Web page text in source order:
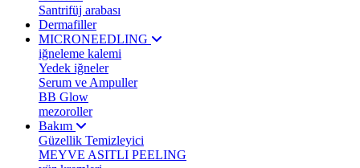
Santrifüj arabası
Dermafiller
MICRONEEDLING
iğneleme kalemi
Yedek iğneler
Serum ve Ampuller
BB Glow
mezoroller
Bakım
Güzellik Temizleyici
MEYVE ASITLI PEELING